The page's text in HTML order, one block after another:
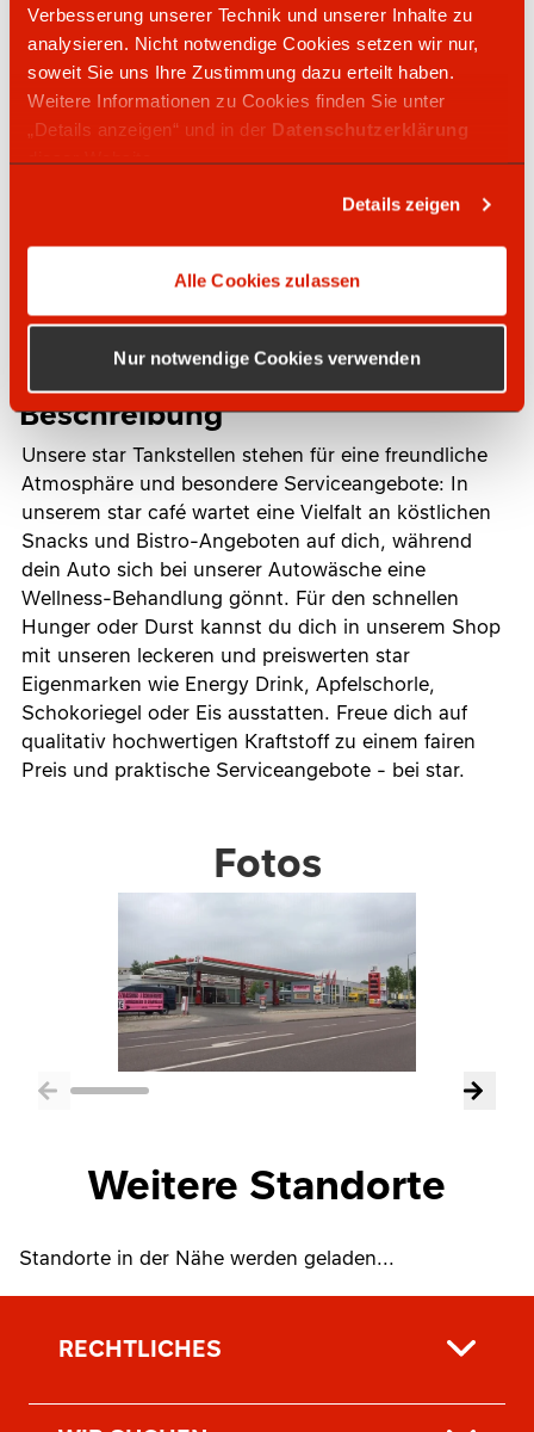
Verbesserung unserer Technik und unserer Inhalte zu
analysieren. Nicht notwendige Cookies setzen wir nur,
soweit Sie uns Ihre Zustimmung dazu erteilt haben.
Weitere Informationen zu Cookies finden Sie unter
„Details anzeigen“ und in der Datenschutzerklärung
dieser Website.
Details zeigen
Alle Cookies zulassen
Nur notwendige Cookies verwenden
Super: 2,089 €
Super Plus: 2,179 €
Super E10: 2,029 €
Diesel: 2,089 €
Preisangabe zuletzt aktualisiert am 10.08.2026
Die auf dieser Website dargestellten Kraftstoffpreise
werden zeitversetzt übermittelt und erfolgen ohne
ausschließlich die Preise an der Zapfsäule.
Beschreibung
Unsere star Tankstellen stehen für eine freundliche
Atmosphäre und besondere Serviceangebote: In
unserem star café wartet eine Vielfalt an köstlichen
Snacks und Bistro-Angeboten auf dich, während
dein Auto sich bei unserer Autowäsche eine
Wellness-Behandlung gönnt. Für den schnellen
Hunger oder Durst kannst du dich in unserem Shop
mit unseren leckeren und preiswerten star
Eigenmarken wie Energy Drink, Apfelschorle,
Schokoriegel oder Eis ausstatten. Freue dich auf
qualitativ hochwertigen Kraftstoff zu einem fairen
Preis und praktische Serviceangebote - bei star.
Fotos
Weitere Standorte
Standorte in der Nähe werden geladen...
RECHTLICHES